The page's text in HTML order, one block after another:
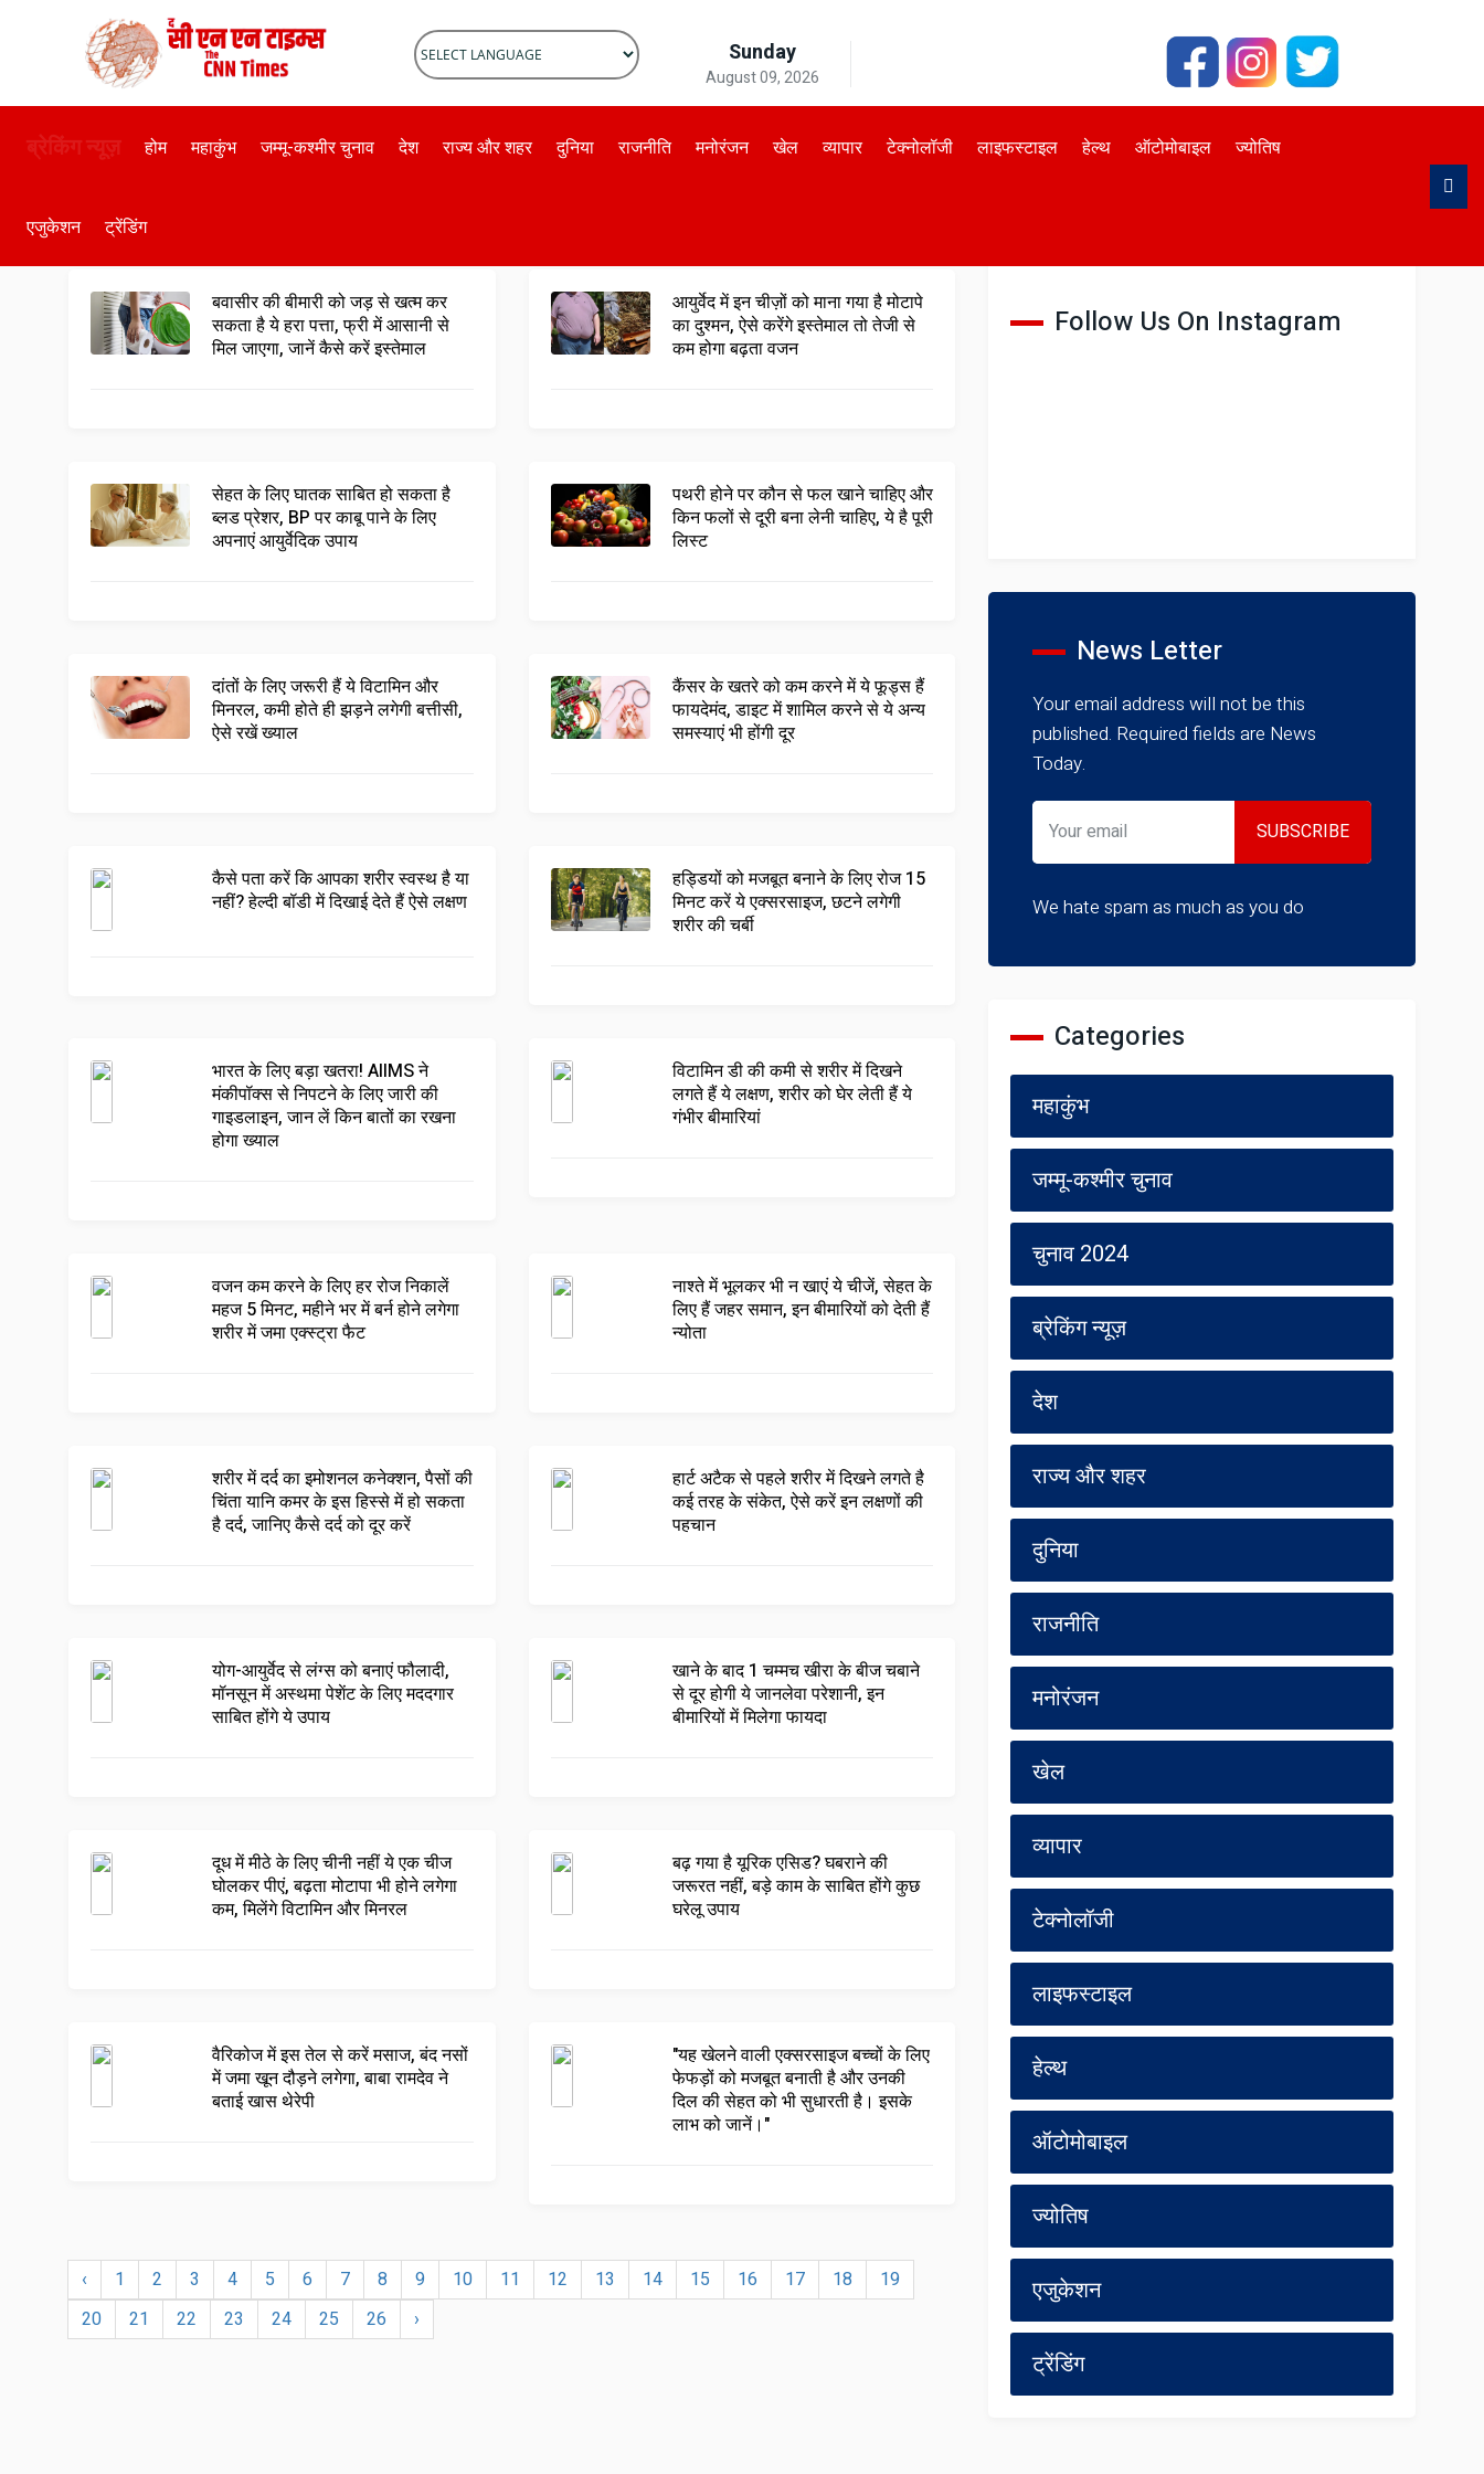
Sunday
August 09, 2026
ब्रेकिंग न्यूज़ होम महाकुंभ जम्मू-कश्मीर चुनाव देश राज्य और शहर दुनिया राजनीति मनोरंजन खेल व्यापार टेक्नोलॉजी लाइफस्टाइल हेल्थ ऑटोमोबाइल ज्योतिष
एजुकेशन ट्रेंडिंग
हेल्थ
बवासीर की बीमारी को जड़ से खत्म कर
सकता है ये हरा पत्ता, फ्री में आसानी से
मिल जाएगा, जानें कैसे करें इस्तेमाल
आयुर्वेद में इन चीज़ों को माना गया है मोटापे
का दुश्मन, ऐसे करेंगे इस्तेमाल तो तेजी से
कम होगा बढ़ता वजन
सेहत के लिए घातक साबित हो सकता है
ब्लड प्रेशर, BP पर काबू पाने के लिए
अपनाएं आयुर्वेदिक उपाय
पथरी होने पर कौन से फल खाने चाहिए और
किन फलों से दूरी बना लेनी चाहिए, ये है पूरी
लिस्ट
दांतों के लिए जरूरी हैं ये विटामिन और
मिनरल, कमी होते ही झड़ने लगेगी बत्तीसी,
ऐसे रखें ख्याल
कैंसर के खतरे को कम करने में ये फूड्स हैं
फायदेमंद, डाइट में शामिल करने से ये अन्य
समस्याएं भी होंगी दूर
कैसे पता करें कि आपका शरीर स्वस्थ है या
नहीं? हेल्दी बॉडी में दिखाई देते हैं ऐसे लक्षण
हड्डियों को मजबूत बनाने के लिए रोज 15
मिनट करें ये एक्सरसाइज, छटने लगेगी
शरीर की चर्बी
भारत के लिए बड़ा खतरा! AIIMS ने
मंकीपॉक्स से निपटने के लिए जारी की
गाइडलाइन, जान लें किन बातों का रखना
होगा ख्याल
विटामिन डी की कमी से शरीर में दिखने
लगते हैं ये लक्षण, शरीर को घेर लेती हैं ये
गंभीर बीमारियां
वजन कम करने के लिए हर रोज निकालें
महज 5 मिनट, महीने भर में बर्न होने लगेगा
शरीर में जमा एक्स्ट्रा फैट
नाश्ते में भूलकर भी न खाएं ये चीजें, सेहत के
लिए हैं जहर समान, इन बीमारियों को देती हैं
न्योता
शरीर में दर्द का इमोशनल कनेक्शन, पैसों की
चिंता यानि कमर के इस हिस्से में हो सकता
है दर्द, जानिए कैसे दर्द को दूर करें
हार्ट अटैक से पहले शरीर में दिखने लगते है
कई तरह के संकेत, ऐसे करें इन लक्षणों की
पहचान
योग-आयुर्वेद से लंग्स को बनाएं फौलादी,
मॉनसून में अस्थमा पेशेंट के लिए मददगार
साबित होंगे ये उपाय
खाने के बाद 1 चम्मच खीरा के बीज चबाने
से दूर होगी ये जानलेवा परेशानी, इन
बीमारियों में मिलेगा फायदा
दूध में मीठे के लिए चीनी नहीं ये एक चीज
घोलकर पीएं, बढ़ता मोटापा भी होने लगेगा
कम, मिलेंगे विटामिन और मिनरल
बढ़ गया है यूरिक एसिड? घबराने की
जरूरत नहीं, बड़े काम के साबित होंगे कुछ
घरेलू उपाय
वैरिकोज में इस तेल से करें मसाज, बंद नसों
में जमा खून दौड़ने लगेगा, बाबा रामदेव ने
बताई खास थेरेपी
"यह खेलने वाली एक्सरसाइज बच्चों के लिए
फेफड़ों को मजबूत बनाती है और उनकी
दिल की सेहत को भी सुधारती है। इसके
लाभ को जानें।"
‹ 1 2 3 4 5 6 7 8 9 10 11 12 13 14 15 16 17 18
19
20
21 22 23 24 25 26 ›
Follow Us On Instagram
News Letter
Your email address will not be this
published. Required fields are News
Today.
We hate spam as much as you do
Categories
महाकुंभ
जम्मू-कश्मीर चुनाव
चुनाव 2024
ब्रेकिंग न्यूज़
देश
राज्य और शहर
दुनिया
राजनीति
मनोरंजन
खेल
व्यापार
टेक्नोलॉजी
लाइफस्टाइल
हेल्थ
ऑटोमोबाइल
ज्योतिष
एजुकेशन
ट्रेंडिंग